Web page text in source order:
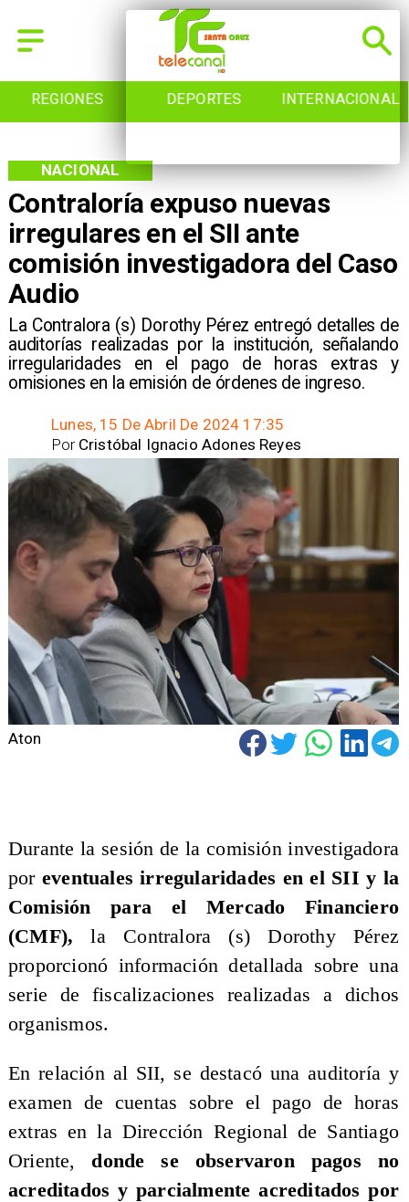
REGIONES DEPORTES INTERNACIONAL
Contraloría expuso nuevas
irregulares en el SII ante
comisión investigadora del Caso
Audio
​La Contralora (s) Dorothy Pérez entregó detalles de
auditorías realizadas por la institución, señalando
irregularidades en el pago de horas extras y
omisiones en la emisión de órdenes de ingreso.
NACIONAL
Lunes, 15 De Abril De 2024 17:35
Cristóbal Ignacio Adones Reyes
Por
Aton
​Durante la sesión de la comisión investigadora
por eventuales irregularidades en el SII y la
Comisión para el Mercado Financiero
(CMF), la Contralora (s) Dorothy Pérez
proporcionó información detallada sobre una
serie de fiscalizaciones realizadas a dichos
organismos.
En relación al SII, se destacó una auditoría y
examen de cuentas sobre el pago de horas
extras en la Dirección Regional de Santiago
Oriente, donde se observaron pagos no
acreditados y parcialmente acreditados por